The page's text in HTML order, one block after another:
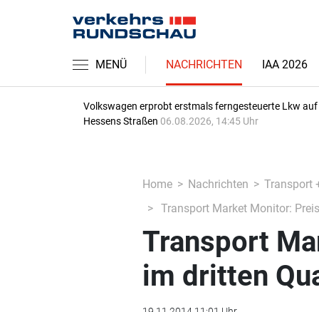
MENÜ NACHRICHTEN IAA 2026
Volkswagen erprobt erstmals ferngesteuerte Lkw auf
Hessens Straßen 06.08.2026, 14:45 Uhr
Home Nachrichten
Transport
Transport Market Monitor:
Transport
im dritten